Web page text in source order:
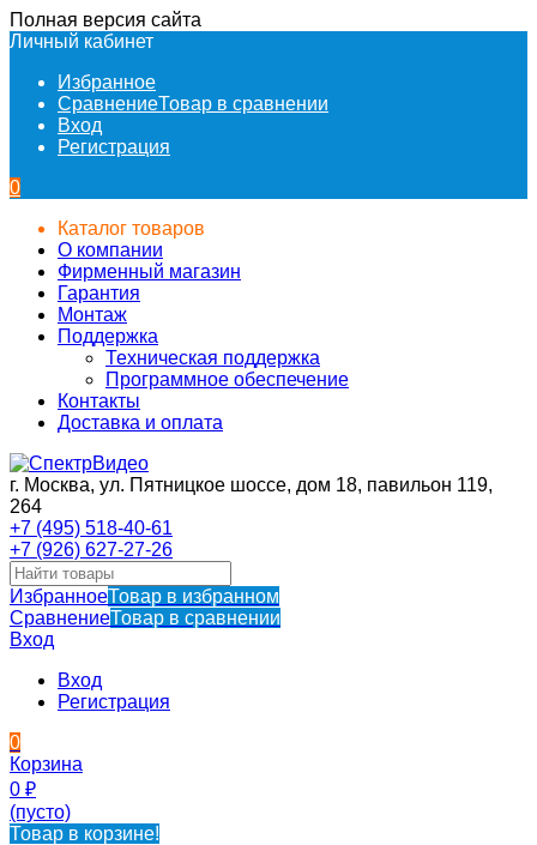
Полная версия сайта
Личный кабинет
Избранное
СравнениеТовар в сравнении
Вход
Регистрация
0
Каталог товаров
О компании
Фирменный магазин
Гарантия
Монтаж
Поддержка
Техническая поддержка
Программное обеспечение
Контакты
Доставка и оплата
г. Москва, ул. Пятницкое шоссе, дом 18, павильон 119,
264
+7 (495) 518-40-61
+7 (926) 627-27-26
ИзбранноеТовар в избранном
СравнениеТовар в сравнении
Вход
Вход
Регистрация
0
Корзина
0 ₽
(пусто)
Товар в корзине!